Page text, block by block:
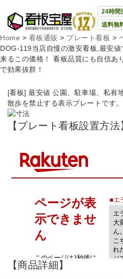
24時間
送料無
Home > 看板通販 > プレート看板 >
DOG-119当店自慢の激安看板,最安
来るこの価格！ 看板品質にも自信あ
で効果抜群！
[看板] 最安値 公園、駐車場、私有
散歩を禁止する表示プレートです
【プレート看板設置方法
【商品詳細】